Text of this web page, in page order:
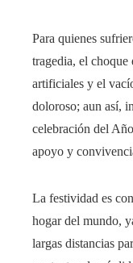
Para quienes
tragedia, el choque
artificiales y el
doloroso; aun así,
celebración del
apoyo y
La festividad es
hogar del mundo,
largas distancias